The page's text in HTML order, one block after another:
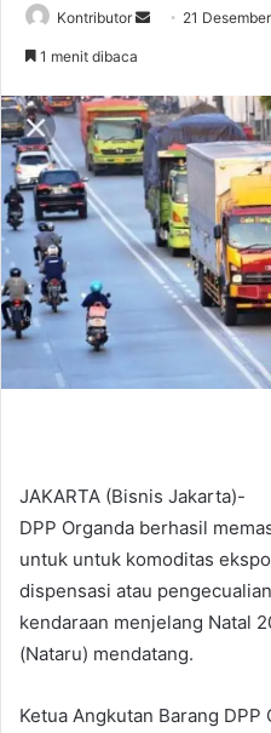
Kontributor
d
a
n
e
m
a
i
21
1 menit dibaca
JAKARTA (Bisnis Jakarta)-
DPP Organda berhasil
untuk untuk komoditas
dispensasi atau
kendaraan menjelang Natal
(Nataru) mendatang.
Ketua Angkutan Barang DPP